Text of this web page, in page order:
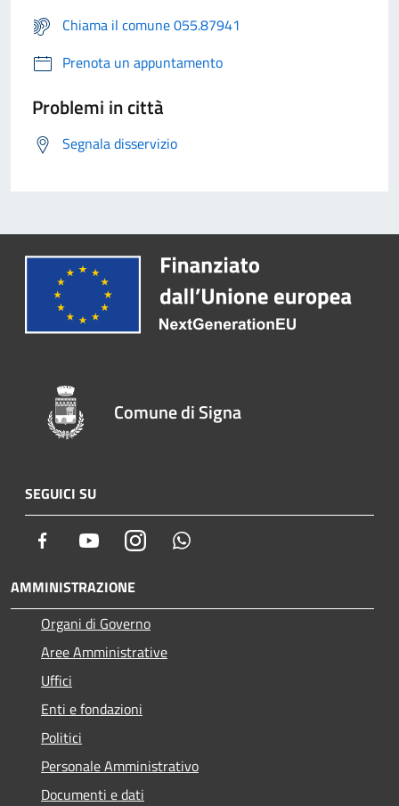
Chiama il comune 055.87941
Prenota un appuntamento
Problemi in città
Segnala disservizio
Comune di Signa
SEGUICI SU
Facebook YoutubeInstagram
AMMINISTRAZIONE
Organi di Governo
Aree Amministrative
Uffici
Enti e fondazioni
Politici
Personale Amministrativo
Documenti e dati